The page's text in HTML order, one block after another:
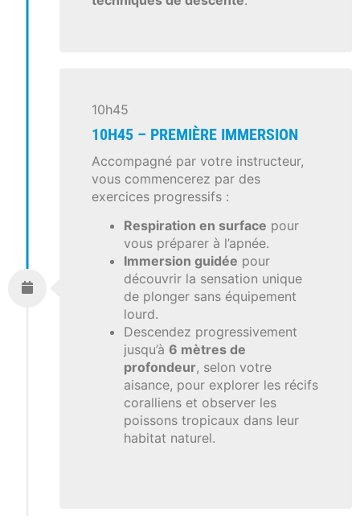
10h45
10H45 – PREMIÈRE IMMERSION
Accompagné par votre instructeur,
vous commencerez par des
exercices progressifs :
Respiration en surface pour
vous préparer à l’apnée.
Immersion guidée pour
découvrir la sensation unique
de plonger sans équipement
lourd.
Descendez progressivement
jusqu’à 6 mètres de
profondeur, selon votre
aisance, pour explorer les récifs
coralliens et observer les
poissons tropicaux dans leur
habitat naturel.